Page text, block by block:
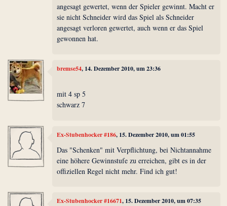
angesagt gewertet, wenn der Spieler gewinnt. Macht er
sie nicht Schneider wird das Spiel als Schneider
angesagt verloren gewertet, auch wenn er das Spiel
gewonnen hat.
bremse54, 14. Dezember 2010, um 23:36
mit 4 sp 5
schwarz 7
Ex-Stubenhocker #186, 15. Dezember 2010, um 01:55
Das "Schenken" mit Verpflichtung, bei Nichtannahme
eine höhere Gewinnstufe zu erreichen, gibt es in der
offiziellen Regel nicht mehr. Find ich gut!
Ex-Stubenhocker #16671, 15. Dezember 2010, um 07:35